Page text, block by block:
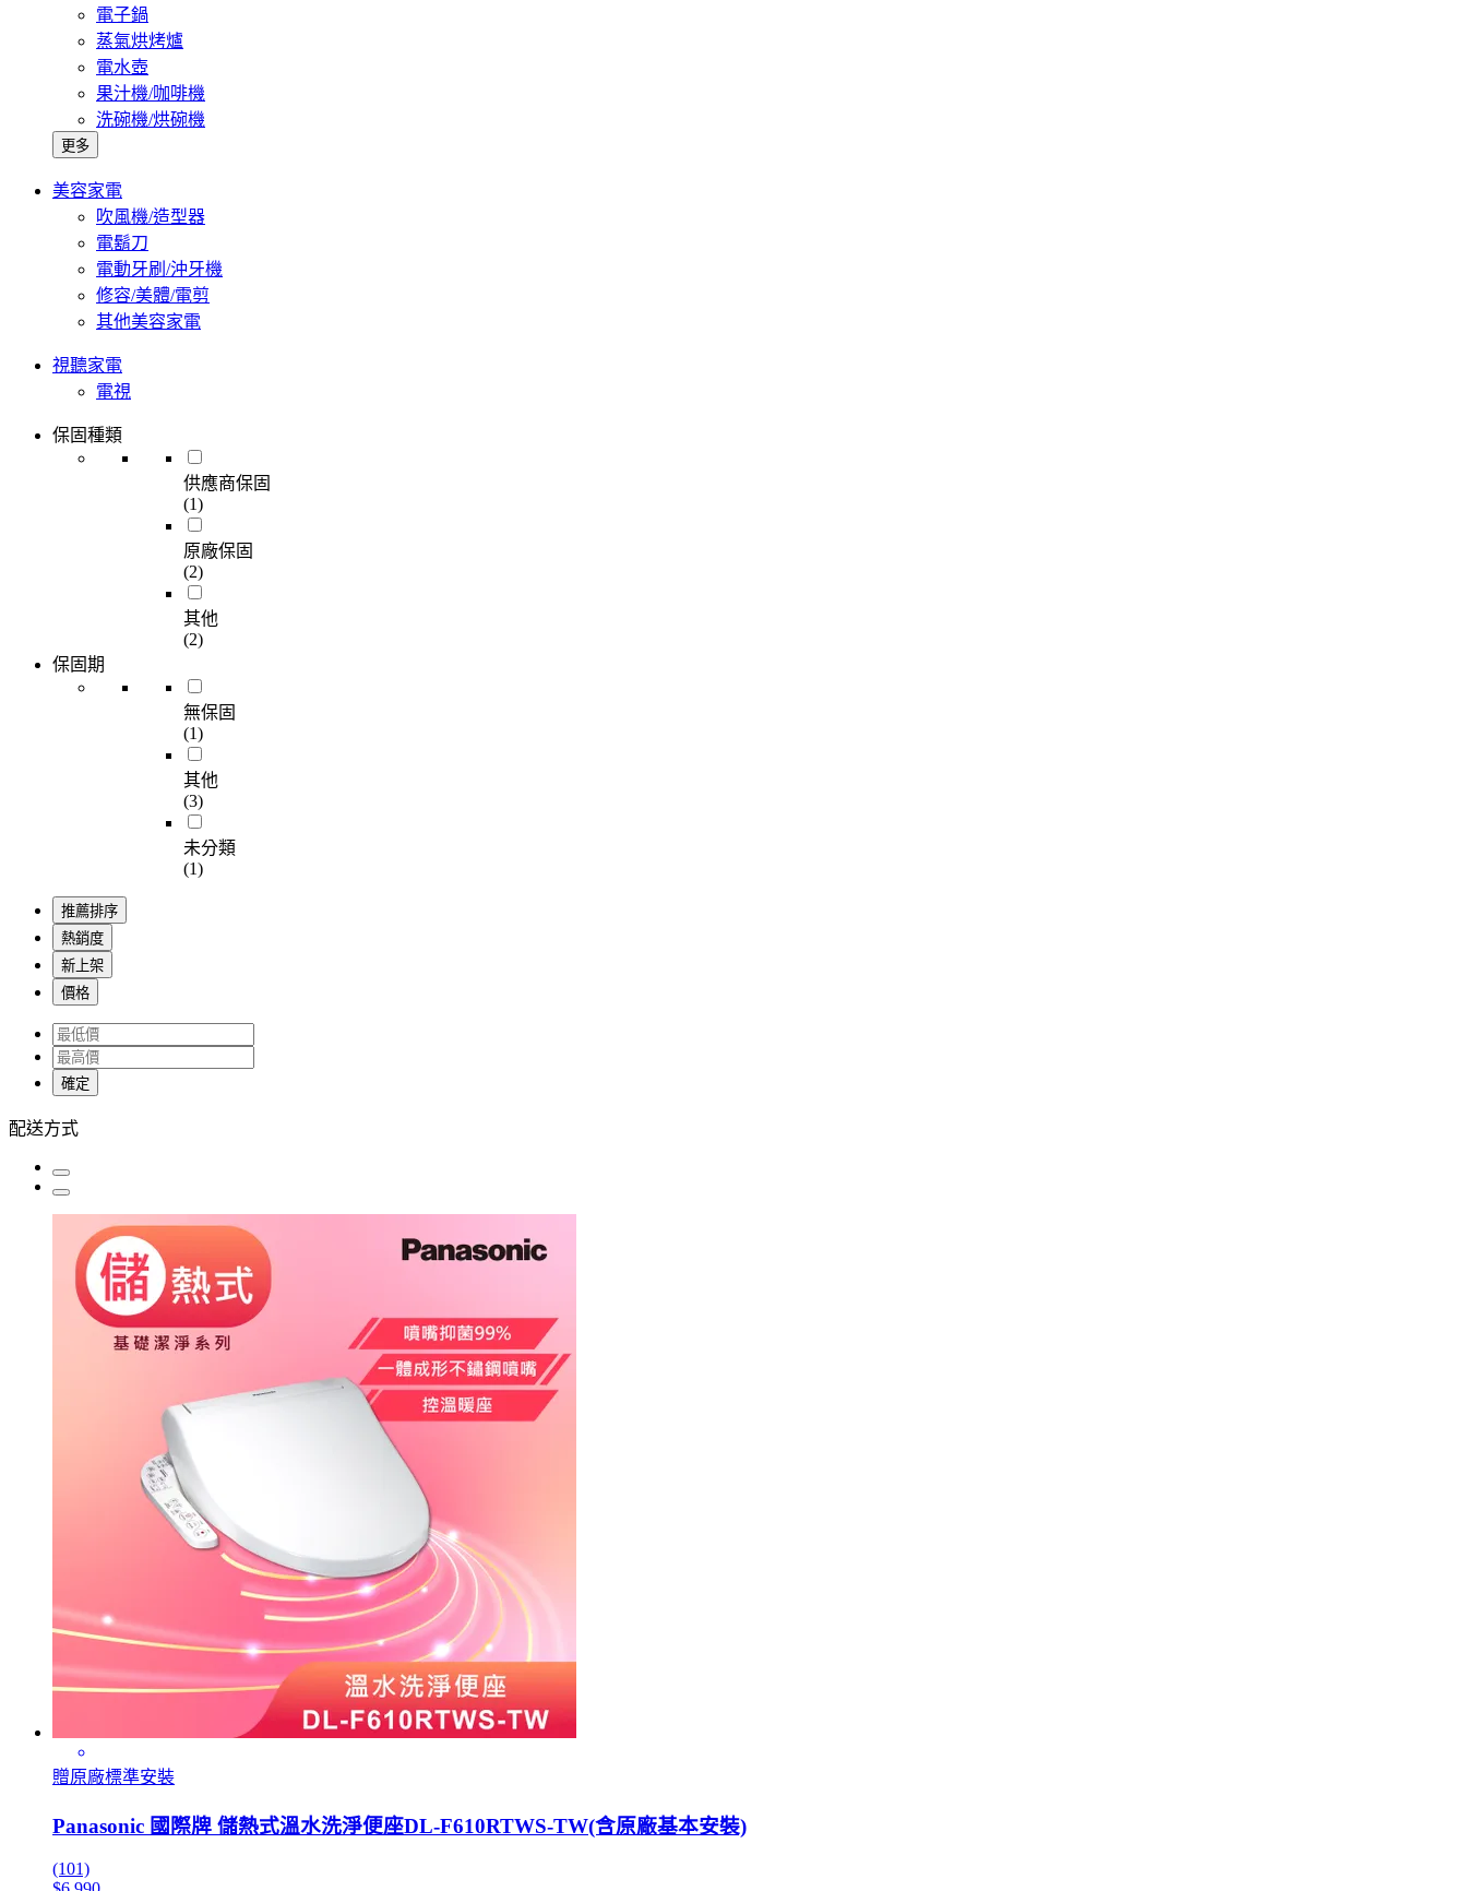
電子鍋
蒸氣烘烤爐
電水壺
果汁機/咖啡機
洗碗機/烘碗機
更多
美容家電
吹風機/造型器
電鬍刀
電動牙刷/沖牙機
修容/美體/電剪
其他美容家電
視聽家電
電視
保固種類
供應商保固
(1)
原廠保固
(2)
其他
(2)
保固期
無保固
(1)
其他
(3)
未分類
(1)
推薦排序
熱銷度
新上架
價格
確定
配送方式
贈原廠標準安裝
Panasonic 國際牌 儲熱式溫水洗淨便座DL-F610RTWS-TW(含原廠基本安裝)
(101)